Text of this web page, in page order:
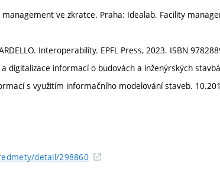
management ve zkratce. Praha: Idealab. Facility
Interoperability. EPFL Press, 2023. ISBN
a digitalizace informací o budovách a inženýrských
s využitím informačního modelování staveb.
detail/298860